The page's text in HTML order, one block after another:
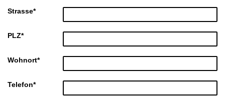
Strasse*
PLZ*
Wohnort*
Telefon*